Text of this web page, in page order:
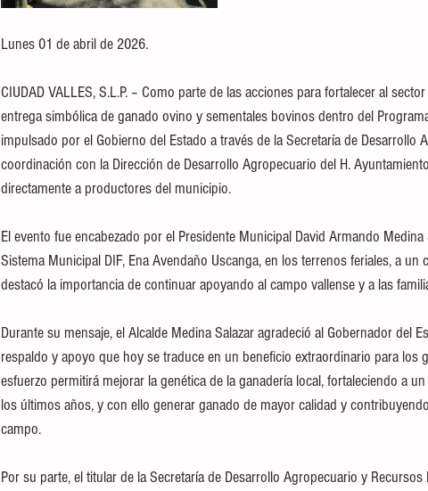
Lunes 01 de abril de 2026.
CIUDAD VALLES, S.L.P. – Como parte de las acciones para fortalecer al
entrega simbólica de ganado ovino y sementales bovinos dentro del
impulsado por el Gobierno del Estado a través de la Secretaría de Desarrollo
coordinación con la Dirección de Desarrollo Agropecuario del H.
directamente a productores del municipio.
El evento fue encabezado por el Presidente Municipal David Armando
Sistema Municipal DIF, Ena Avendaño Uscanga, en los terrenos feriales, a
destacó la importancia de continuar apoyando al campo vallense y a las
Durante su mensaje, el Alcalde Medina Salazar agradeció al Gobernador del
respaldo y apoyo que hoy se traduce en un beneficio extraordinario para los
esfuerzo permitirá mejorar la genética de la ganadería local, fortaleciendo a
los últimos años, y con ello generar ganado de mayor calidad y
campo.
Por su parte, el titular de la Secretaría de Desarrollo Agropecuario y